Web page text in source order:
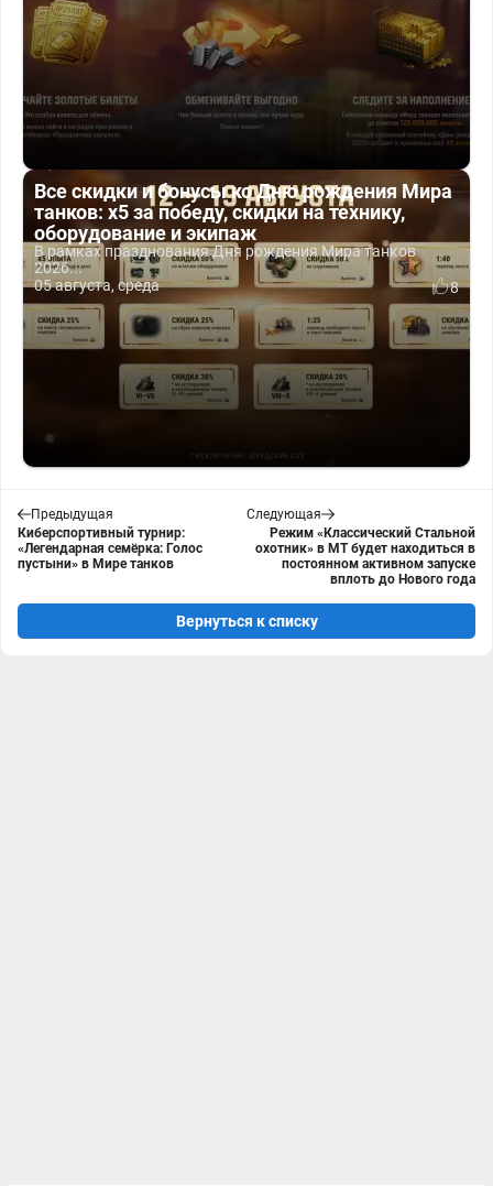
Все скидки и бонусы ко Дню рождения Мира
танков: x5 за победу, скидки на технику,
оборудование и экипаж
В рамках празднования Дня рождения Мира танков
2026...
05 августа, среда
8
Предыдущая
Киберспортивный турнир:
«Легендарная семёрка: Голос
пустыни» в Мире танков
Следующая
Режим «Классический Стальной
охотник» в МТ будет находиться в
постоянном активном запуске
вплоть до Нового года
Вернуться к списку